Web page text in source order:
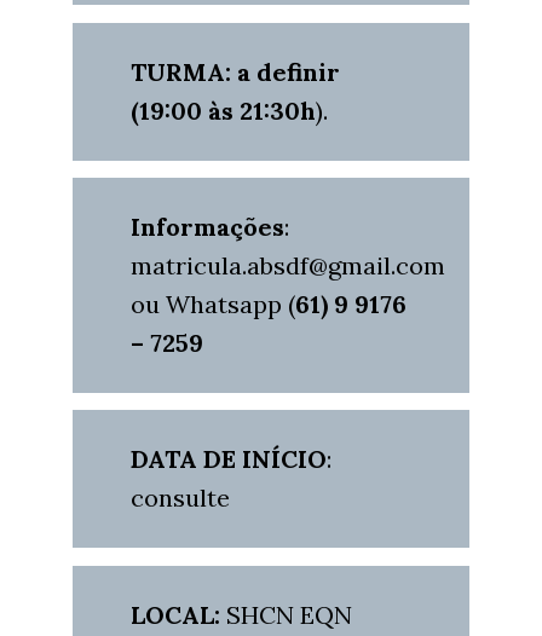
TURMA: a definir
(19:00 às 21:30h).
Informações:
matricula.absdf@gmail.com
ou Whatsapp (61) 9 9176
– 7259
DATA DE INÍCIO:
consulte
LOCAL: SHCN EQN